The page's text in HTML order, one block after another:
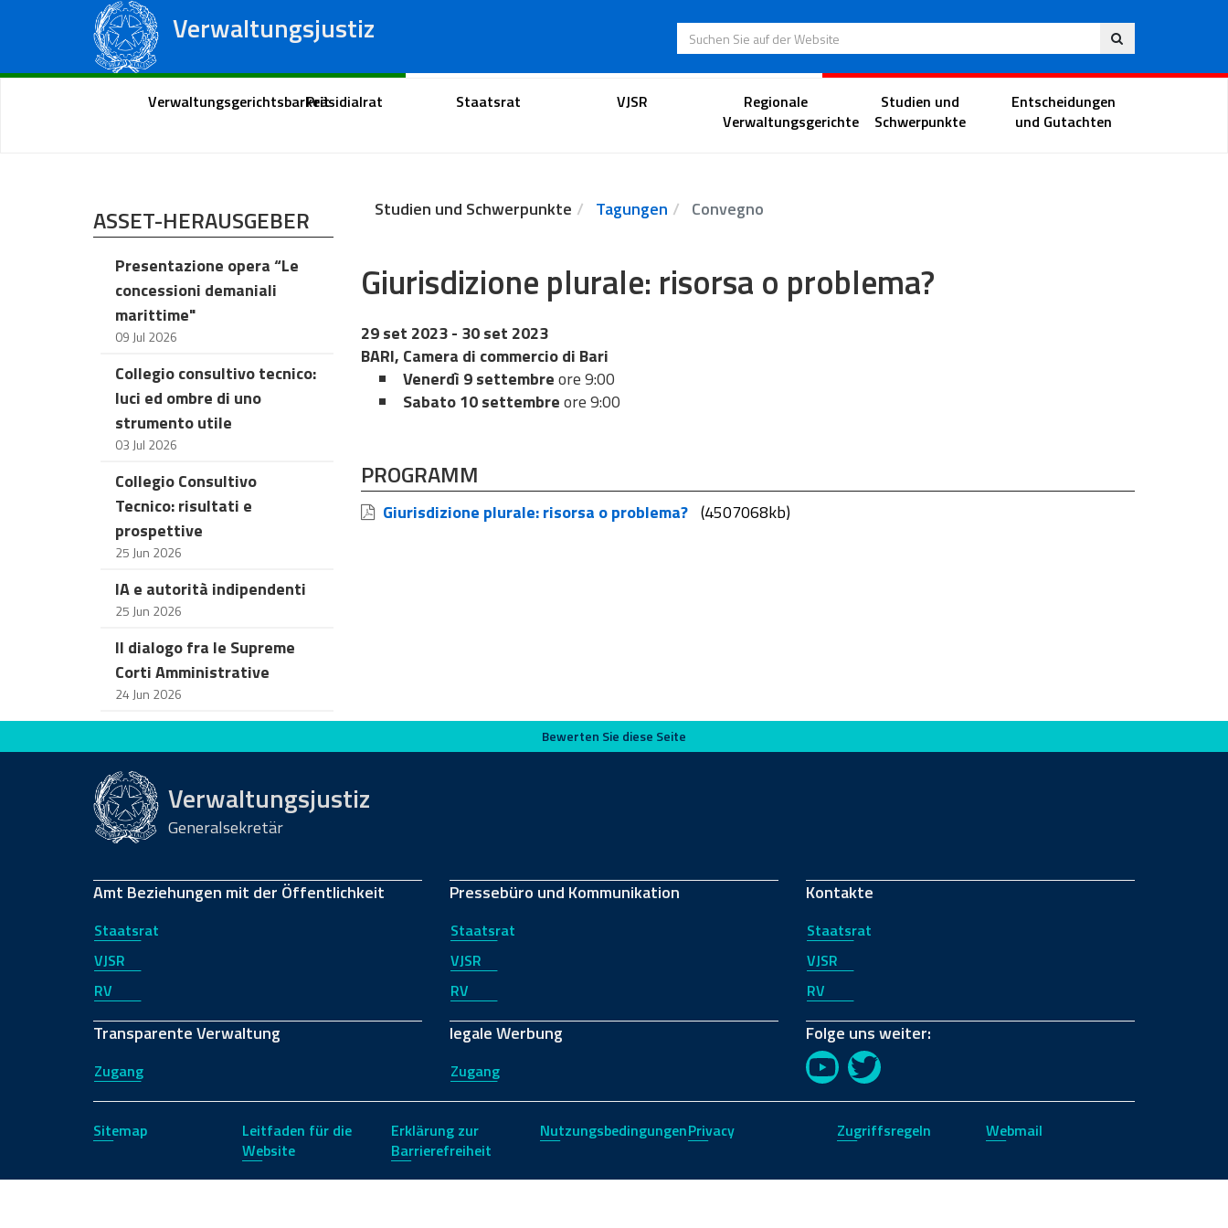
Verwaltungsjustiz
Regionale Verwaltungsgerichte
Deu
Suchen Sie auf der Website
Portal des Bürgers Anwaltsportal Richterportal
VerwaltungsgerichtsbarkeitPräsidialrat Staatsrat VJSR
Regionale
Verwaltungsgerichte
Studien und
Schwerpunkte
Entscheidungen
und Gutachten
ASSET-HERAUSGEBER
Presentazione opera “Le
concessioni demaniali
marittime"
09 Jul 2026
Collegio consultivo tecnico:
luci ed ombre di uno
strumento utile
03 Jul 2026
Collegio Consultivo
Tecnico: risultati e
prospettive
25 Jun 2026
IA e autorità indipendenti
25 Jun 2026
Il dialogo fra le Supreme
Corti Amministrative
24 Jun 2026
Studien und Schwerpunkte Tagungen Convegno
Giurisdizione plurale: risorsa o problema?
29 set 2023 - 30 set 2023
BARI, Camera di commercio di Bari
Venerdì 9 settembreore 9:00
Sabato 10 settembreore 9:00
PROGRAMM
Giurisdizione plurale: risorsa o problema? (4507068kb)
Bewerten Sie diese Seite Bewerten Sie diese Seite
Verwaltungsjustiz
Generalsekretär
Amt Beziehungen mit der Öffentlichkeit
Staatsrat
VJSR
RV
Transparente Verwaltung
Zugang
Pressebüro und Kommunikation
Staatsrat
VJSR
RV
legale Werbung
Zugang
Kontakte
Staatsrat
VJSR
RV
Folge uns weiter:
YouTubeTwitter
Sitemap
Leitfaden für die
Website
Erklärung zur
Barrierefreiheit
NutzungsbedingungenPrivacy Zugriffsregeln Webmail